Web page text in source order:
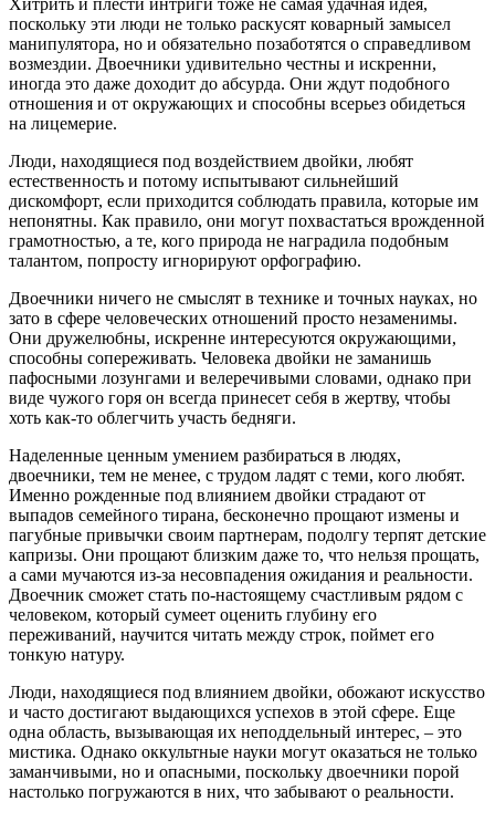
Хитрить и плести интриги тоже не самая удачная идея,
поскольку эти люди не только раскусят коварный замысел
манипулятора, но и обязательно позаботятся о справедливом
возмездии. Двоечники удивительно честны и искренни,
иногда это даже доходит до абсурда. Они ждут подобного
отношения и от окружающих и способны всерьез обидеться
на лицемерие.
Люди, находящиеся под воздействием двойки, любят
естественность и потому испытывают сильнейший
дискомфорт, если приходится соблюдать правила, которые им
непонятны. Как правило, они могут похвастаться врожденной
грамотностью, а те, кого природа не наградила подобным
талантом, попросту игнорируют орфографию.
Двоечники ничего не смыслят в технике и точных науках, но
зато в сфере человеческих отношений просто незаменимы.
Они дружелюбны, искренне интересуются окружающими,
способны сопереживать. Человека двойки не заманишь
пафосными лозунгами и велеречивыми словами, однако при
виде чужого горя он всегда принесет себя в жертву, чтобы
хоть как-то облегчить участь бедняги.
Наделенные ценным умением разбираться в людях,
двоечники, тем не менее, с трудом ладят с теми, кого любят.
Именно рожденные под влиянием двойки страдают от
выпадов семейного тирана, бесконечно прощают измены и
пагубные привычки своим партнерам, подолгу терпят детские
капризы. Они прощают близким даже то, что нельзя прощать,
а сами мучаются из-за несовпадения ожидания и реальности.
Двоечник сможет стать по-настоящему счастливым рядом с
человеком, который сумеет оценить глубину его
переживаний, научится читать между строк, поймет его
тонкую натуру.
Люди, находящиеся под влиянием двойки, обожают искусство
и часто достигают выдающихся успехов в этой сфере. Еще
одна область, вызывающая их неподдельный интерес, – это
мистика. Однако оккультные науки могут оказаться не только
заманчивыми, но и опасными, поскольку двоечники порой
настолько погружаются в них, что забывают о реальности.